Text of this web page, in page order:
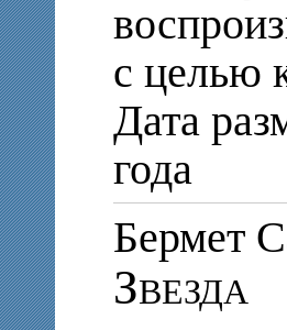
с целью
Дата
года
Бермет
Звезда